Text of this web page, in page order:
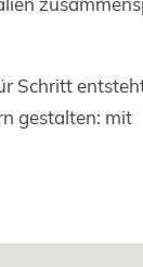
Schritt
gestalten: mit